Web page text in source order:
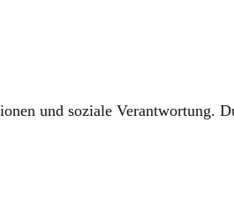
und soziale Verantwortung.